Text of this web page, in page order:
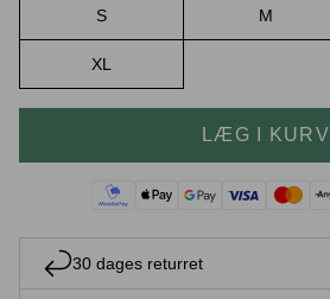
Sneaker rengøring
S M
XL
LÆG I KURV
30 dages returret